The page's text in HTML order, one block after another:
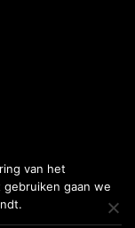
van het
gaan we